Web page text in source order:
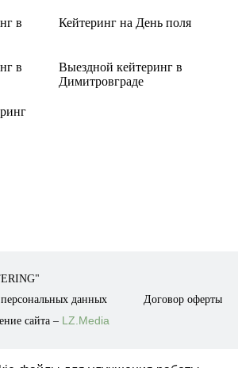
в
Кейтеринг на День поля
в
Выездной кейтеринг в
Димитровграде
данных
Договор оферты
сайта – LZ.Media